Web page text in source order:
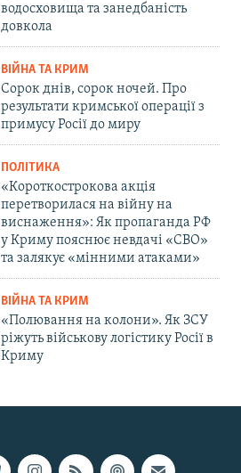
водосховища та занедбаність
довкола
ВІЙНА ТА КРИМ
Сорок днів, сорок ночей. Про
результати кримської операції з
примусу Росії до миру
ПОЛІТИКА
«Короткострокова акція
перетворилася на війну на
виснаження»: Як пропаганда РФ
у Криму пояснює невдачі «СВО»
та залякує «мінними атаками»
ВІЙНА ТА КРИМ
«Полювання на колони». Як ЗСУ
ріжуть військову логістику Росії в
Криму